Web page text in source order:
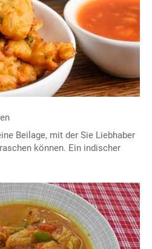
Beilage, mit der Sie Liebhaber
können. Ein indischer